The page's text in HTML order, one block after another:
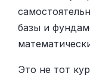
базы и
Это не тот